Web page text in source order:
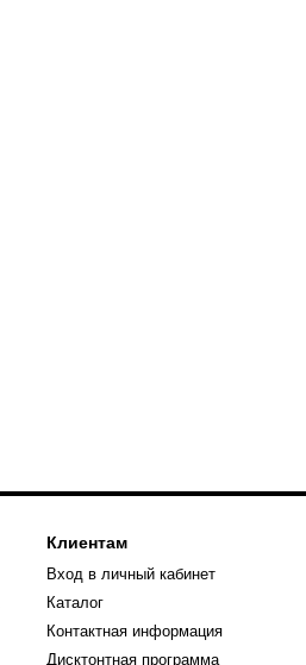
Клиентам
Вход в личный кабинет
Каталог
Контактная информация
Дисктонтная программа